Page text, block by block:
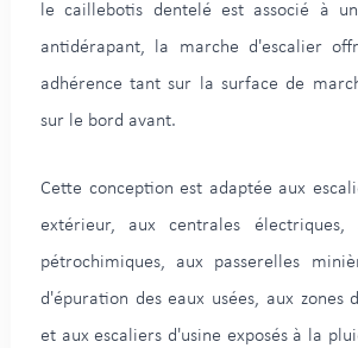
le caillebotis dentelé est associé à
antidérapant, la marche d'escalier
adhérence tant sur la surface de
sur le bord avant.
Cette conception est adaptée aux
extérieur, aux centrales électriques,
pétrochimiques, aux passerelles
d'épuration des eaux usées, aux zones
et aux escaliers d'usine exposés à la